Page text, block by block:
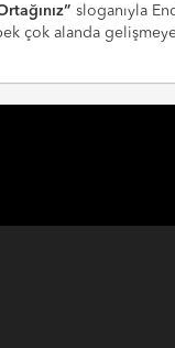
sloganıyla
çok alanda